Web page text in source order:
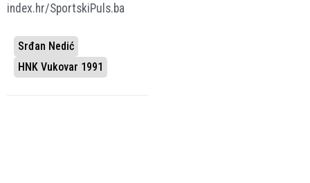
index.hr/SportskiPuls.ba
Srđan Nedić
HNK Vukovar 1991